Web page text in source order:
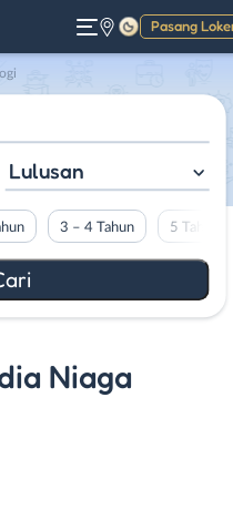
Pasang
Gelap
Lulusan
3 – 4 Tahun 5 Tahun
Niaga